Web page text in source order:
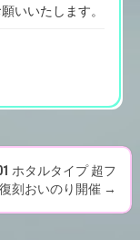
いいたします。
ホタルタイプ 超フ
刻おいのり開催 →